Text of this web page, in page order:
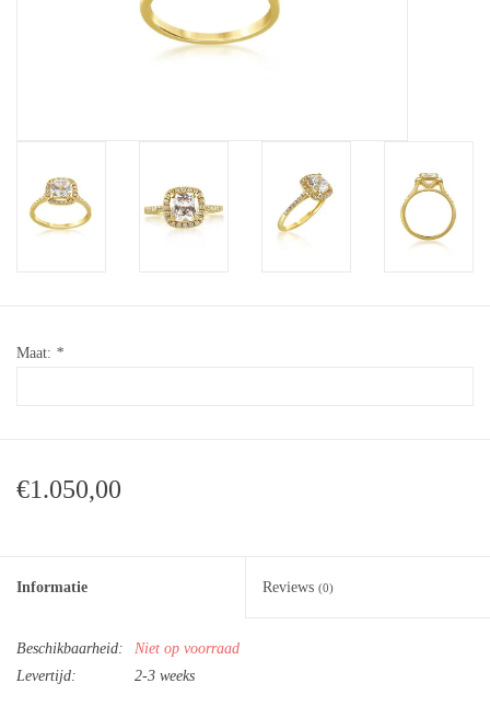
Merken
Maat: *
€1.050,00
Informatie Reviews (0)
Beschikbaarheid:
Niet op voorraad
Levertijd:
2-3 weeks